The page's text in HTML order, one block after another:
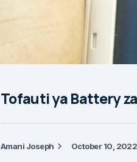
Tofauti ya Battery
Amani Joseph October 10, 2022